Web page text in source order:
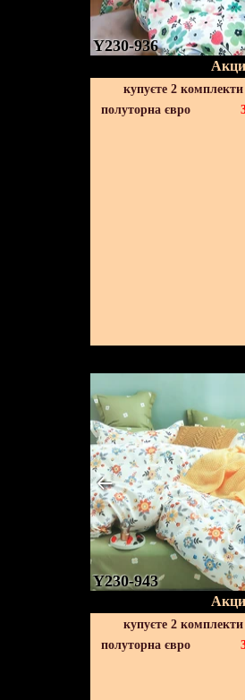
Y230-936
купуєте 2
полуторна євро
Y230-943
купуєте 2
полуторна євро